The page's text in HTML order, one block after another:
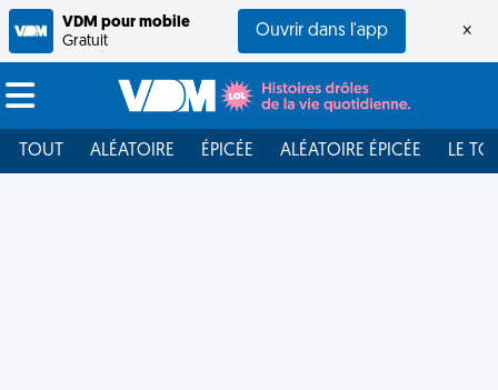
VDM pour mobile
Gratuit
Ouvrir dans l'app ×
TOUT ALÉATOIRE ÉPICÉE ALÉATOIRE ÉPICÉE LE